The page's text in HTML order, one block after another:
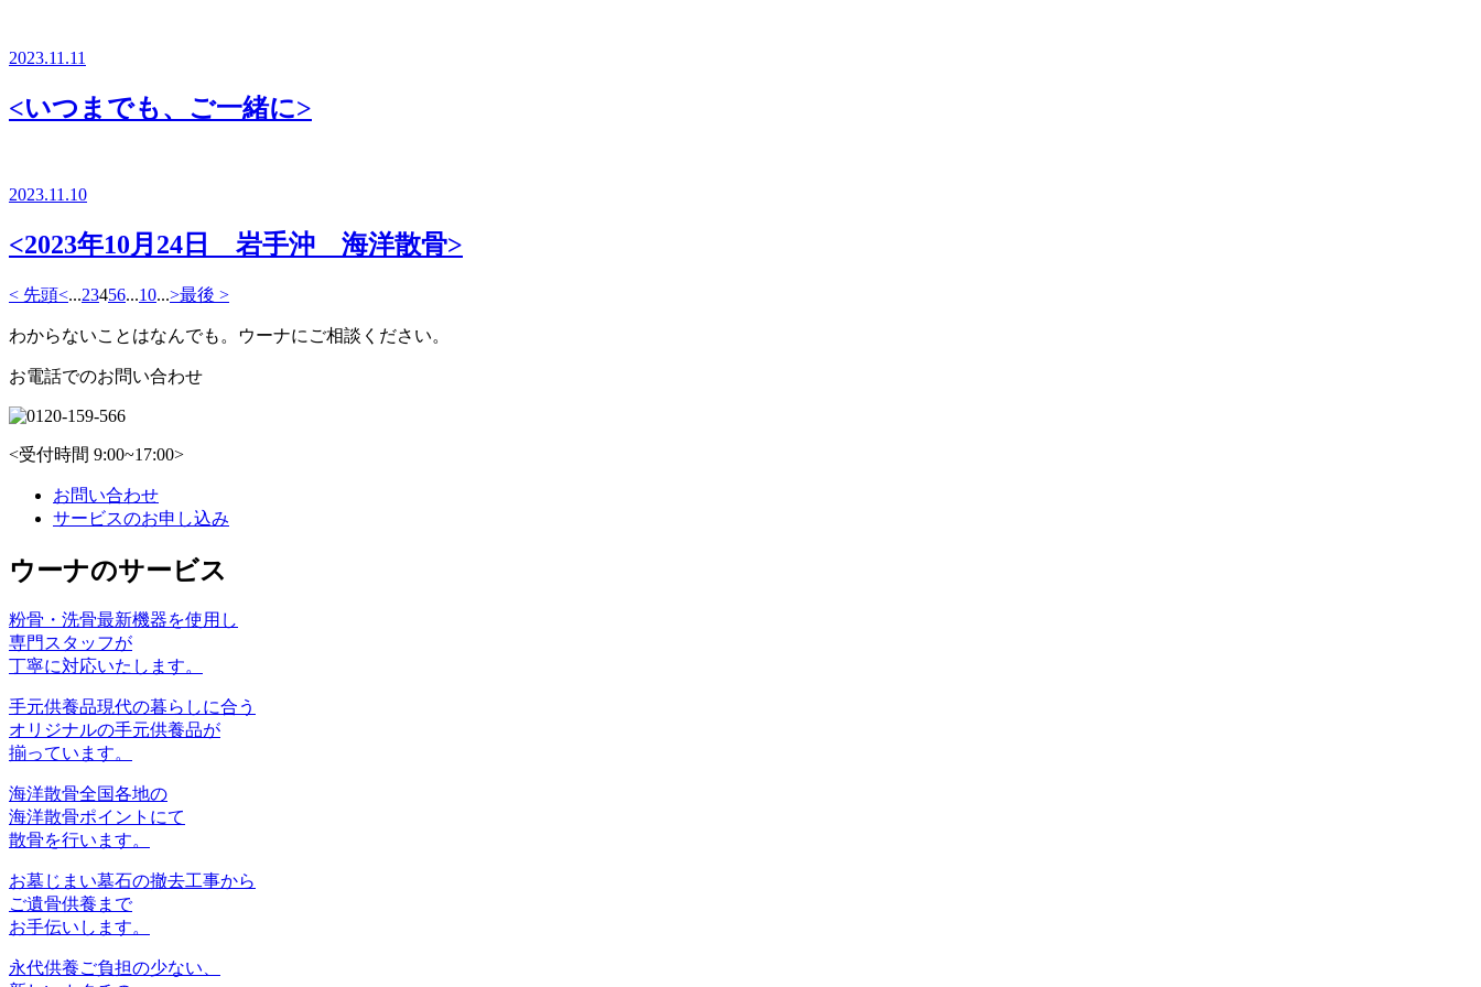
2023.11.11
<いつまでも、ご一緒に>
2023.11.10
<2023年10月24日 岩手沖 海洋散骨>
< 先頭<...23456...10...>最後 >
わからないことはなんでも。ウーナにご相談ください。
お電話でのお問い合わせ
<受付時間 9:00~17:00>
お問い合わせ
サービスのお申し込み
ウーナのサービス
粉骨・洗骨最新機器を使⽤し
専⾨スタッフが
丁寧に対応いたします。
手元供養品現代の暮らしに合う
オリジナルの手元供養品が
揃っています。
海洋散骨全国各地の
海洋散骨ポイントにて
散骨を行います。
お墓じまい墓石の撤去工事から
ご遺骨供養まで
お手伝いします。
永代供養ご負担の少ない、